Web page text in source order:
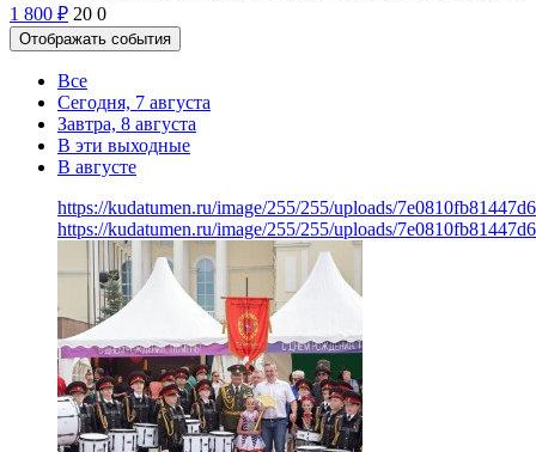
1 800 ₽ 20 0
Отображать события
Все
Сегодня, 7 августа
Завтра, 8 августа
В эти выходные
В августе
https://kudatumen.ru/image/255/255/uploads/
https://kudatumen.ru/image/255/255/uploads/